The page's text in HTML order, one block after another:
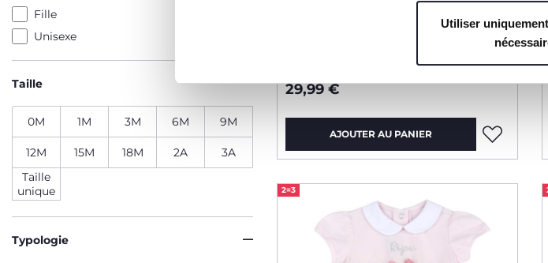
Utiliser
Fille
Unisexe
Taille
0M 1M 3M 6M 9M
12M 15M 18M 2A
3A
Taille
unique
Typologie
29,99 €
AJOUTER AU PANIER
2=3